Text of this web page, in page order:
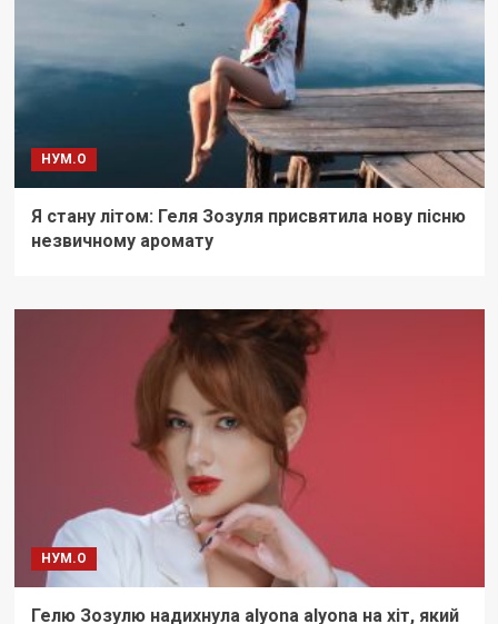
НУМ.О
Я стану літом: Геля Зозуля присвятила нову пісню
незвичному аромату
НУМ.О
Гелю Зозулю надихнула alyona alyona на хіт, який